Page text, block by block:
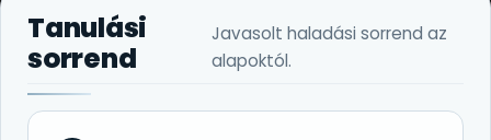
Tanulási
sorrend
Javasolt haladási sorrend az
alapoktól.